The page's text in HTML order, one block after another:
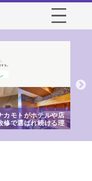
カモトがホテルや店
修で選ばれ続ける理